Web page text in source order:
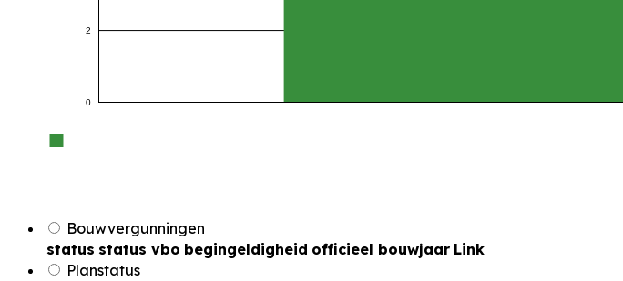
0
2
Bouwvergunningen
status status vbo begingeldigheid officieel bouwjaar Link
Planstatus